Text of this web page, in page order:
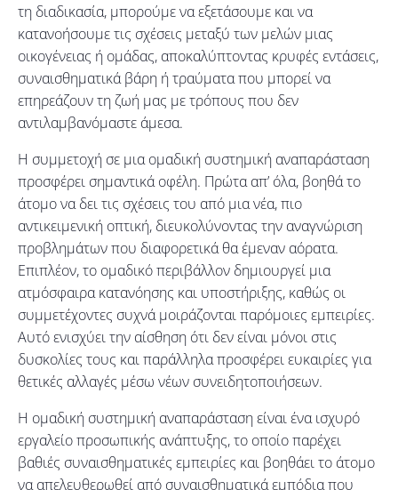
τη διαδικασία, μπορούμε να εξετάσουμε και να
κατανοήσουμε τις σχέσεις μεταξύ των μελών μιας
οικογένειας ή ομάδας, αποκαλύπτοντας κρυφές εντάσεις,
συναισθηματικά βάρη ή τραύματα που μπορεί να
επηρεάζουν τη ζωή μας με τρόπους που δεν
αντιλαμβανόμαστε άμεσα.
Η συμμετοχή σε μια ομαδική συστημική αναπαράσταση
προσφέρει σημαντικά οφέλη. Πρώτα απ’ όλα, βοηθά το
άτομο να δει τις σχέσεις του από μια νέα, πιο
αντικειμενική οπτική, διευκολύνοντας την αναγνώριση
προβλημάτων που διαφορετικά θα έμεναν αόρατα.
Επιπλέον, το ομαδικό περιβάλλον δημιουργεί μια
ατμόσφαιρα κατανόησης και υποστήριξης, καθώς οι
συμμετέχοντες συχνά μοιράζονται παρόμοιες εμπειρίες.
Αυτό ενισχύει την αίσθηση ότι δεν είναι μόνοι στις
δυσκολίες τους και παράλληλα προσφέρει ευκαιρίες για
θετικές αλλαγές μέσω νέων συνειδητοποιήσεων.
Η ομαδική συστημική αναπαράσταση είναι ένα ισχυρό
εργαλείο προσωπικής ανάπτυξης, το οποίο παρέχει
βαθιές συναισθηματικές εμπειρίες και βοηθάει το άτομο
να απελευθερωθεί από συναισθηματικά εμπόδια που